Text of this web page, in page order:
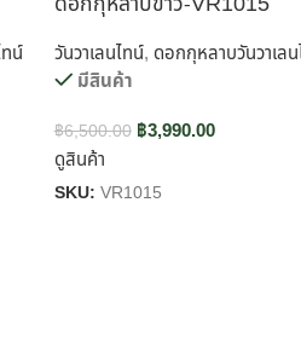
น์
วันวาเลนไทน์, ดอกกุหลาบวันวาเล
มีสินค้า
฿6,500.00 ฿3,990.00
ดูสินค้า
SKU: VR1015